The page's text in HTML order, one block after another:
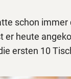
schon
er heute
ersten 10